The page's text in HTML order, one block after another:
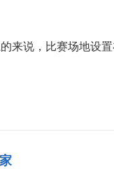
来说，比赛场地设